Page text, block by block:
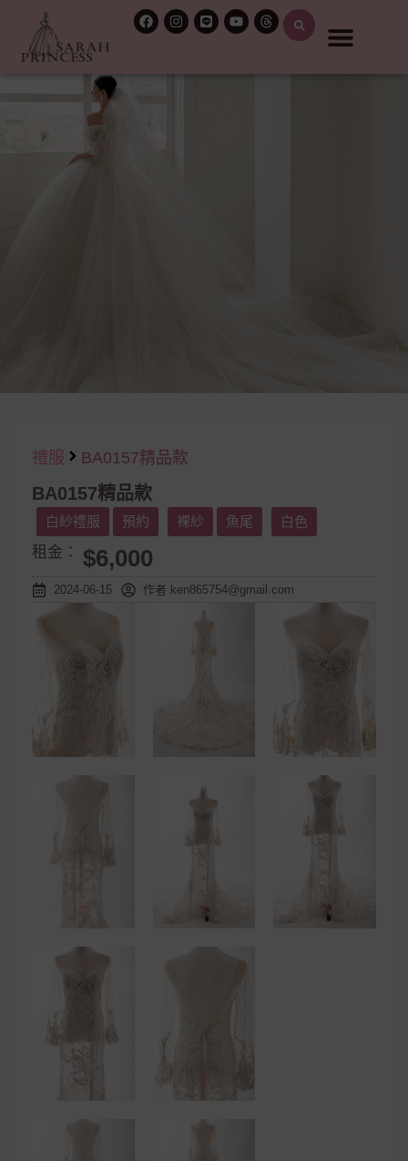
禮服 BA0157精品款
BA0157精品款
白紗禮服 預約 裸紗 魚尾 白色
租金： $6,000
2024-06-15 作者 ken865754@gmail.com